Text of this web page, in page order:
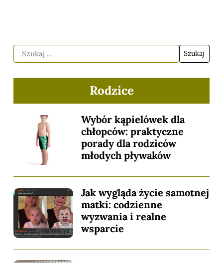
Rodzice
Wybór kąpielówek dla
chłopców: praktyczne
porady dla rodziców
młodych pływaków
Jak wygląda życie samotnej
matki: codzienne
wyzwania i realne
wsparcie